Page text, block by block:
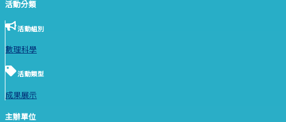
活動分類
活動組別
數理科學
活動類型
成果展示
主辦單位